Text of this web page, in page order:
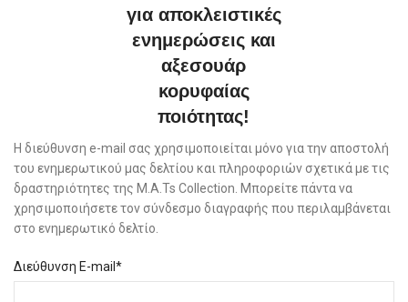
για αποκλειστικές
ενημερώσεις και
αξεσουάρ
κορυφαίας
ποιότητας!
Η διεύθυνση e-mail σας χρησιμοποιείται μόνο για την αποστολή
του ενημερωτικού μας δελτίου και πληροφοριών σχετικά με τις
δραστηριότητες της M.A.Ts Collection. Μπορείτε πάντα να
χρησιμοποιήσετε τον σύνδεσμο διαγραφής που περιλαμβάνεται
στο ενημερωτικό δελτίο.
Διεύθυνση E-mail*